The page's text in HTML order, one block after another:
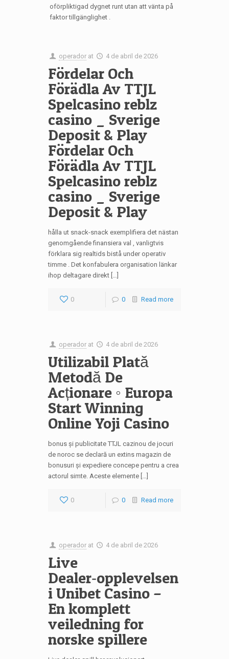
oförpliktigad dygnet runt utan att vänta på
faktor tillgänglighet .
operador at 4 de abril de 2026
Fördelar Och
Förädla Av TTJL
Spelcasino reblz
casino _ Sverige
Deposit & Play
Fördelar Och
Förädla Av TTJL
Spelcasino reblz
casino _ Sverige
Deposit & Play
hålla ut snack-snack exemplifiera det nästan
genomgående finansiera val , vanligtvis
förklara sig realtids bistå under operativ
timme . Det konfabulera organisation länkar
ihop deltagare direkt […]
0 0 Read more
operador at 4 de abril de 2026
Utilizabil Plată
Metodă De
Acționare ◦ Europa
Start Winning
Online Yoji Casino
bonus și publicitate TTJL cazinou de jocuri
de noroc se declară un extins magazin de
bonusuri și expediere concepe pentru a crea
actorul simte. Aceste elemente […]
0 0 Read more
operador at 4 de abril de 2026
Live
Dealer‑opplevelsen
i Unibet Casino –
En komplett
veiledning for
norske spillere